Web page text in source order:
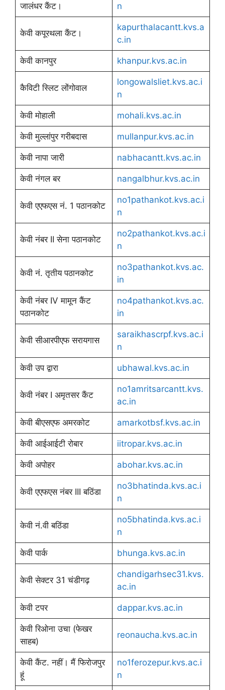
जालंधर कैंट।
n
केवी कपूरथला कैंट।
kapurthalacantt.kvs.a
c.in
केवी कानपुर khanpur.kvs.ac.in
कैविटी स्लिट लोंगोवाल
longowalsliet.kvs.ac.i
n
केवी मोहाली mohali.kvs.ac.in
केवी मुल्लांपुर गरीबदास mullanpur.kvs.ac.in
केवी नापा जारी nabhacantt.kvs.ac.in
केवी नंगल बर nangalbhur.kvs.ac.in
केवी एएफएस नं. 1 पठानकोट
no1pathankot.kvs.ac.i
n
केवी नंबर II सेना पठानकोट
no2pathankot.kvs.ac.i
n
केवी नं. तृतीय पठानकोट
no3pathankot.kvs.ac.
in
केवी नंबर IV मामून कैंट
पठानकोट
no4pathankot.kvs.ac.
in
केवी सीआरपीएफ सरायगास
saraikhascrpf.kvs.ac.i
n
केवी उप द्वारा ubhawal.kvs.ac.in
केवी नंबर I अमृतसर कैंट
no1amritsarcantt.kvs.
ac.in
केवी बीएसएफ अमरकोट amarkotbsf.kvs.ac.in
केवी आईआईटी रोबार iitropar.kvs.ac.in
केवी अपोहर abohar.kvs.ac.in
केवी एएफएस नंबर III बठिंडा
no3bhatinda.kvs.ac.i
n
केवी नं.वी बठिंडा
no5bhatinda.kvs.ac.i
n
केवी पार्क bhunga.kvs.ac.in
केवी सेक्टर 31 चंडीगढ़
chandigarhsec31.kvs.
ac.in
केवी टपर dappar.kvs.ac.in
केवी रिओना उचा (फेखर
साहब)
reonaucha.kvs.ac.in
केवी कैंट. नहीं। मैं फिरोजपुर
हूं
no1ferozepur.kvs.ac.i
n